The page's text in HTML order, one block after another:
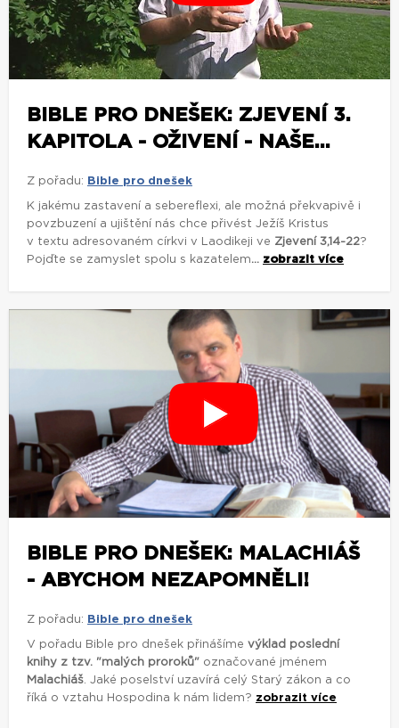
BIBLE PRO DNEŠEK: ZJEVENÍ 3.
KAPITOLA - OŽIVENÍ - NAŠE...
Z pořadu: Bible pro dnešek
K jakému zastavení a sebereflexi, ale možná překvapivě i
povzbuzení a ujištění nás chce přivést Ježíš Kristus
v textu adresovaném církvi v Laodikeji ve Zjevení 3,14-22?
Pojďte se zamyslet spolu s kazatelem... zobrazit více
BIBLE PRO DNEŠEK: MALACHIÁŠ
- ABYCHOM NEZAPOMNĚLI!
Z pořadu: Bible pro dnešek
V pořadu Bible pro dnešek přinášíme výklad poslední
knihy z tzv. "malých proroků" označované jménem
Malachiáš. Jaké poselství uzavírá celý Starý zákon a co
říká o vztahu Hospodina k nám lidem? zobrazit více